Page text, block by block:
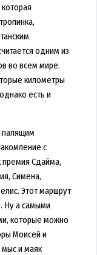
одним из
во всем мире.
километры
есть и
палящим
с
премия Сдайма,
Симена,
Этот маршрут
Ну а самыми
которые можно
Моисей и
мыс и маяк